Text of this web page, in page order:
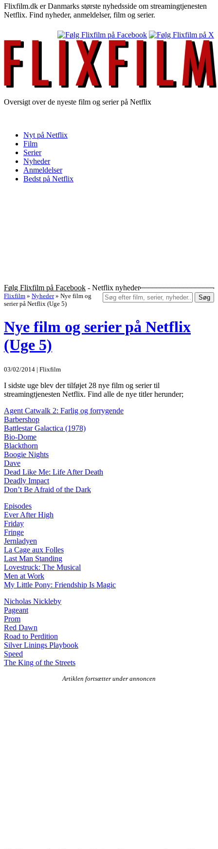
Flixfilm.dk er Danmarks største nyhedsside om streamingtjenesten
Netflix. Find nyheder, anmeldelser, film og serier.
Oversigt over de nyeste film og serier på Netflix
Nyt på Netflix
Film
Serier
Nyheder
Anmeldelser
Bedst på Netflix
Følg Flixfilm på Facebook - Netflix nyheder
Søg
Flixfilm » Nyheder » Nye film og
serier på Netflix (Uge 5)
Nye film og serier på Netflix
(Uge 5)
03/02/2014 | Flixfilm
I sidste uge blev der tilføjet 28 nye film og serier til
streamingtjenesten Netflix. Find alle de nye titler herunder;
Agent Catwalk 2: Farlig og forrygende
Barbershop
Battlestar Galactica (1978)
Bio-Dome
Blackthorn
Boogie Nights
Dave
Dead Like Me: Life After Death
Deadly Impact
Don’t Be Afraid of the Dark
Episodes
Ever After High
Friday
Fringe
Jernladyen
La Cage aux Folles
Last Man Standing
Lovestruck: The Musical
Men at Work
My Little Pony: Friendship Is Magic
Nicholas Nickleby
Pageant
Prom
Red Dawn
Road to Perdition
Silver Linings Playbook
Speed
The King of the Streets
Artiklen fortsætter under annoncen